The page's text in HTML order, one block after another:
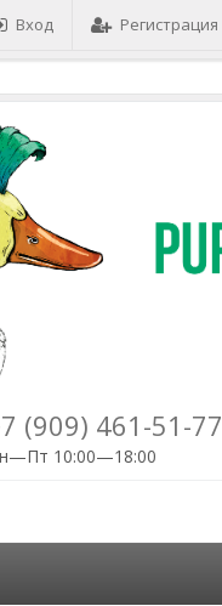
Вход Регистрация
(909) 461-51-77
10:00—18:00